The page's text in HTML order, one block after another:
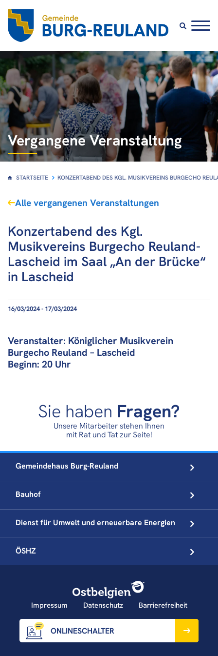
Vergangene Veranstaltung
STARTSEITE KONZERTABEND DES KGL. MUSIKVEREINS BURGECHO
Alle vergangenen Veranstaltungen
Konzertabend des Kgl.
Musikvereins Burgecho Reuland-
Lascheid im Saal „An der Brücke“
in Lascheid
16/03/2024 - 17/03/2024
Veranstalter: Königlicher Musikverein
Burgecho Reuland – Lascheid
Beginn: 20 Uhr
Sie haben Fragen?
Unsere Mitarbeiter stehen Ihnen
mit Rat und Tat zur Seite!
Gemeindehaus Burg-Reuland
Bauhof
Dienst für Umwelt underneuerbare Energien
ÖSHZ
Impressum Datenschutz Barrierefreiheit
ONLINESCHALTER